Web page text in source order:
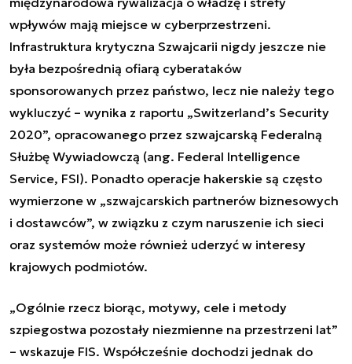
wpływów mają miejsce w cyberprzestrzeni.
Infrastruktura krytyczna Szwajcarii nigdy jeszcze nie
była bezpośrednią ofiarą cyberataków
sponsorowanych przez państwo, lecz nie należy tego
wykluczyć – wynika z raportu „Switzerland’s Security
2020”, opracowanego przez szwajcarską Federalną
Służbę Wywiadowczą (ang. Federal Intelligence
Service, FSI). Ponadto operacje hakerskie są często
wymierzone w „szwajcarskich partnerów biznesowych
i dostawców”, w związku z czym naruszenie ich sieci
oraz systemów może również uderzyć w interesy
krajowych podmiotów.
„Ogólnie rzecz biorąc, motywy, cele i metody
szpiegostwa pozostały niezmienne na przestrzeni lat”
– wskazuje FIS. Współcześnie dochodzi jednak do